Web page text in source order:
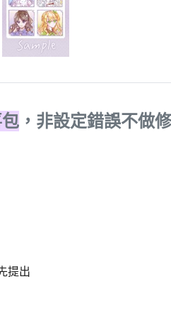
，非設定錯誤不做
提出